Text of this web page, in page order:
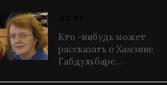
Кто -нибудь может
рассказать о Хамзине
Габдульбаре...